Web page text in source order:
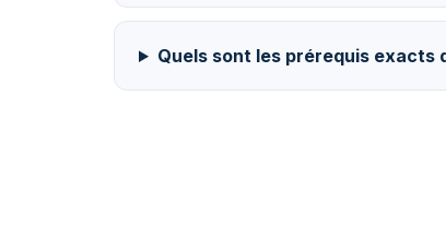
Quels sont les prérequis exacts